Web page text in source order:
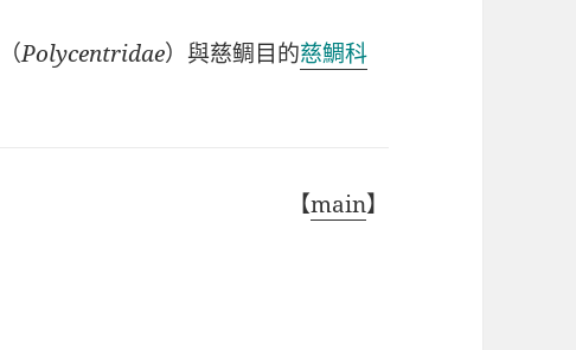
（Polycentridae）與慈鲷目的慈鯛科
【main】